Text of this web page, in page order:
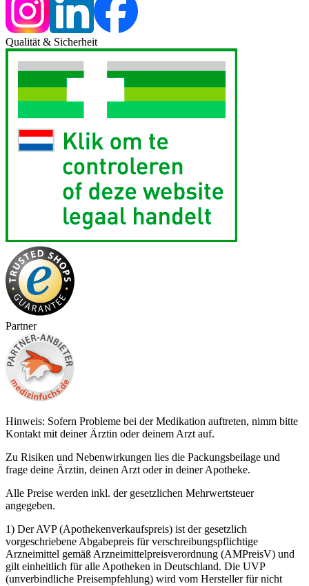
Qualität & Sicherheit
Partner
Hinweis: Sofern Probleme bei der Medikation auftreten, nimm bitte
Kontakt mit deiner Ärztin oder deinem Arzt auf.
Zu Risiken und Nebenwirkungen lies die Packungsbeilage und
frage deine Ärztin, deinen Arzt oder in deiner Apotheke.
Alle Preise werden inkl. der gesetzlichen Mehrwertsteuer
angegeben.
1) Der AVP (Apothekenverkaufspreis) ist der gesetzlich
vorgeschriebene Abgabepreis für verschreibungspflichtige
Arzneimittel gemäß Arzneimittelpreisverordnung (AMPreisV) und
gilt einheitlich für alle Apotheken in Deutschland. Die UVP
(unverbindliche Preisempfehlung) wird vom Hersteller für nicht